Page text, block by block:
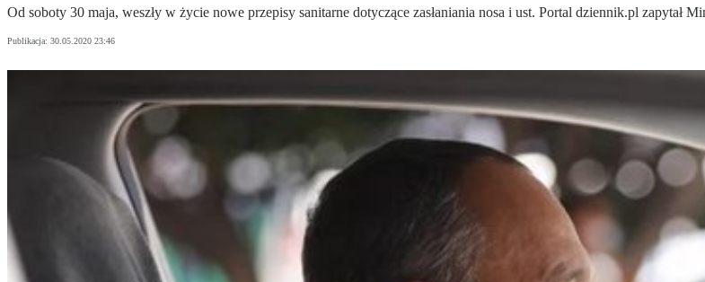
Od soboty 30 maja, weszły w życie nowe przepisy sanitarne dotyczące zasłaniania nosa i ust. Portal dziennik.pl zapytał
Publikacja: 30.05.2020 23:46